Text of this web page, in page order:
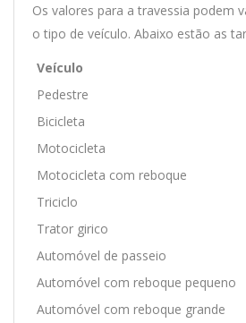
Os valores para a travessia podem
o tipo de veículo. Abaixo estão as
Veículo
Pedestre
Bicicleta
Motocicleta
Motocicleta com reboque
Triciclo
Trator girico
Automóvel de passeio
Automóvel com reboque pequeno
Automóvel com reboque grande